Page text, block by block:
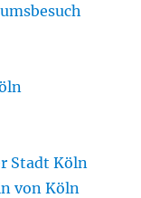
Stadt Köln
von Köln